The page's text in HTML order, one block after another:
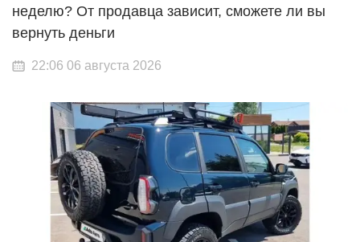
неделю? От продавца зависит, сможете ли вы
вернуть деньги
22:06 06 августа 2026